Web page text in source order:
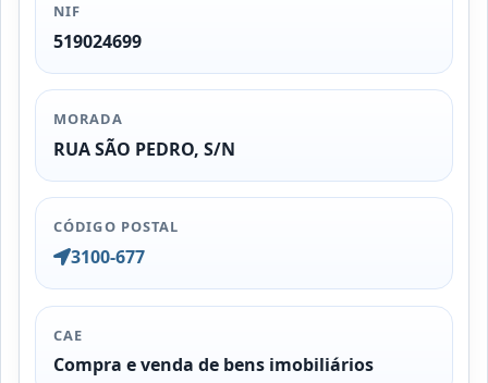
NIF
519024699
MORADA
RUA SÃO PEDRO, S/N
CÓDIGO POSTAL
3100-677
CAE
Compra e venda de bens imobiliários